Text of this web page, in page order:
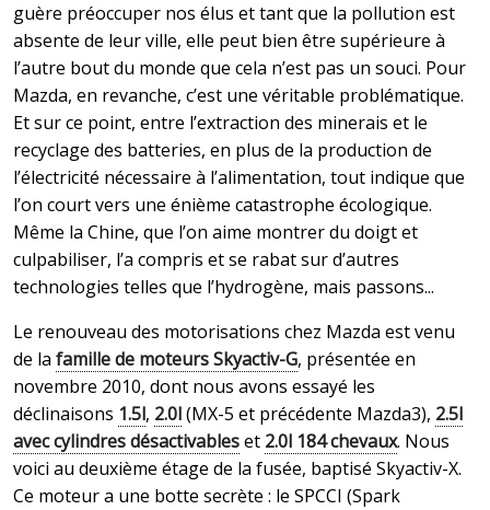
guère préoccuper nos élus et tant que la pollution est
absente de leur ville, elle peut bien être supérieure à
l’autre bout du monde que cela n’est pas un souci. Pour
Mazda, en revanche, c’est une véritable problématique.
Et sur ce point, entre l’extraction des minerais et le
recyclage des batteries, en plus de la production de
l’électricité nécessaire à l’alimentation, tout indique que
l’on court vers une énième catastrophe écologique.
Même la Chine, que l’on aime montrer du doigt et
culpabiliser, l’a compris et se rabat sur d’autres
technologies telles que l’hydrogène, mais passons...
Le renouveau des motorisations chez Mazda est venu
de la famille de moteurs Skyactiv-G, présentée en
novembre 2010, dont nous avons essayé les
déclinaisons 1.5l, 2.0l(MX-5 et précédente Mazda3), 2.5l
avec cylindres désactivableset 2.0l 184 chevaux. Nous
voici au deuxième étage de la fusée, baptisé Skyactiv-X.
Ce moteur a une botte secrète : le SPCCI (Spark